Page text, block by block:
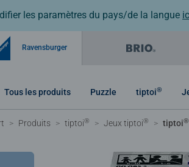
les paramètres du pays/de la langue
Ravensburger
Tous les produits Puzzle tiptoi®
Produits tiptoi® Jeux tiptoi® tiptoi®